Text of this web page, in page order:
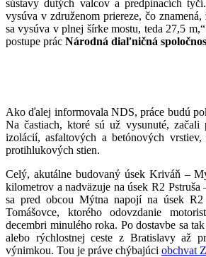
sústavy dutých valcov a predpínacích
vysúva v združenom priereze, čo
sa vysúva v plnej šírke mostu, teda 27,5
postupe prác Národná diaľničná
Ako ďalej informovala NDS, práce budú
Na častiach, ktoré sú už vysunuté, začali
izolácií, asfaltových a betónových
protihlukových stien.
Celý, akutálne budovaný úsek Kriváň –
kilometrov a nadväzuje na úsek R2
sa pred obcou Mýtna napojí na úsek
Tomášovce, ktorého odovzdanie
decembri minulého roka. Po dostavbe sa
alebo rýchlostnej ceste z Bratislavy až
výnimkou. Tou je práve chýbajúci obchvat